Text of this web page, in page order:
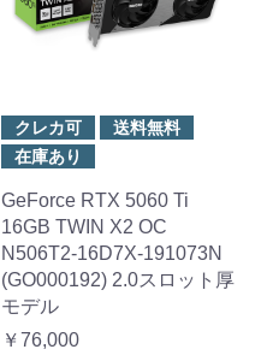
クレカ可
送料無料
在庫あり
GeForce RTX 5060 Ti
16GB TWIN X2 OC
N506T2-16D7X-191073N
(GO000192) 2.0スロット厚
モデル
￥76,000